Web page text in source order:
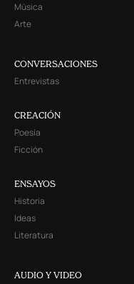
Música
Arte
CONVERSACIONES
Entrevistas
CREACIÓN
Poesía
Ficción
ENSAYOS
Historia
Ideas
Literatura
AUDIO Y VIDEO